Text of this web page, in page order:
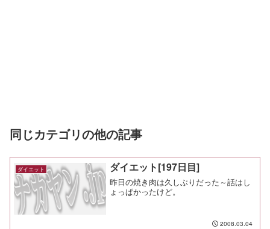
同じカテゴリの他の記事
ダイエット ダイエット[197日目]
昨日の焼き肉は久しぶりだった～話はし
ょっぱかったけど。
2008.03.04